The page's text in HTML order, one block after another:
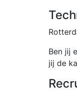
Ben jij
jij de